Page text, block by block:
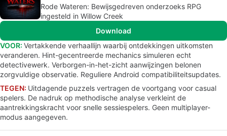
Rode Wateren: Bewijsgedreven onderzoeks RPG
ingesteld in Willow Creek
Download
VOOR: Vertakkende verhaallijn waarbij ontdekkingen uitkomsten
veranderen. Hint-gecentreerde mechanics simuleren echt
detectivewerk. Verborgen-in-het-zicht aanwijzingen belonen
zorgvuldige observatie. Reguliere Android compatibiliteitsupdates.
TEGEN: Uitdagende puzzels vertragen de voortgang voor casual
spelers. De nadruk op methodische analyse verkleint de
aantrekkingskracht voor snelle sessiespelers. Geen multiplayer-
modus aangegeven.